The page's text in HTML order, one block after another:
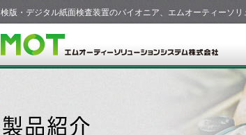
検版・デジタル紙面検査装置のパイオニア、エムオーティーソリ